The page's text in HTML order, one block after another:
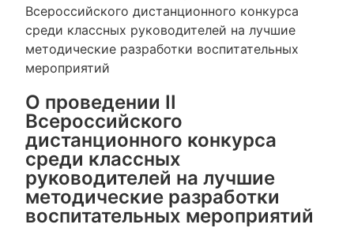
Всероссийского дистанционного конкурса
среди классных руководителей на лучшие
методические разработки воспитательных
мероприятий
О проведении II
Всероссийского
дистанционного конкурса
среди классных
руководителей на лучшие
методические разработки
воспитательных мероприятий